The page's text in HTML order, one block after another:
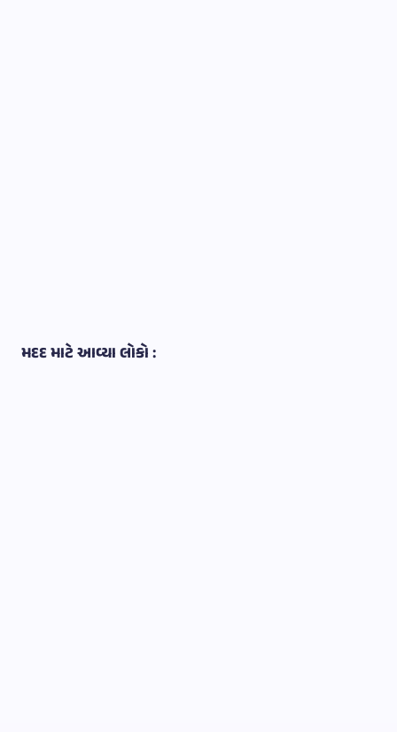
મદદ માટે આવ્યા લોકો :